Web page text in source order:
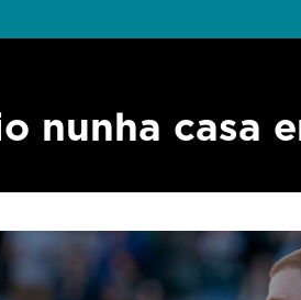
nunha casa